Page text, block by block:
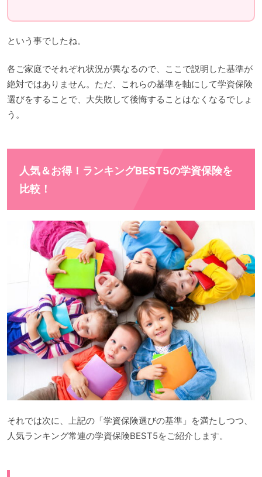
という事でしたね。
各ご家庭でそれぞれ状況が異なるので、ここで説明した基準が
絶対ではありません。ただ、これらの基準を軸にして学資保険
選びをすることで、大失敗して後悔することはなくなるでしょ
う。
人気＆お得！ランキングBEST5の学資保険を
比較！
それでは次に、上記の「学資保険選びの基準」を満たしつつ、
人気ランキング常連の学資保険BEST5をご紹介します。